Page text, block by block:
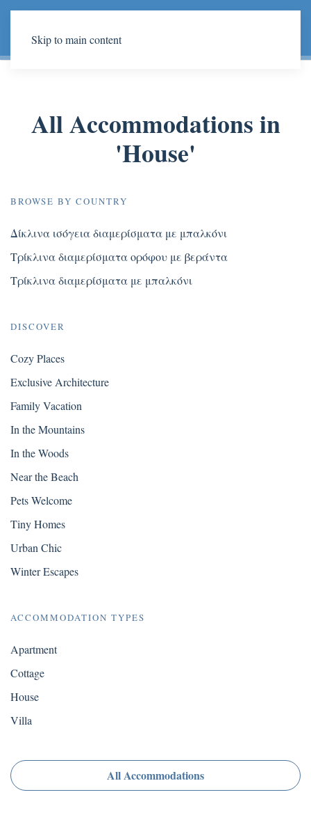
Skip to main content
All Accommodations in
'House'
BROWSE BY COUNTRY
Δίκλινα ισόγεια διαμερίσματα με μπαλκόνι
Τρίκλινα διαμερίσματα ορόφου με βεράντα
Τρίκλινα διαμερίσματα με μπαλκόνι
DISCOVER
Cozy Places
Exclusive Architecture
Family Vacation
In the Mountains
In the Woods
Near the Beach
Pets Welcome
Tiny Homes
Urban Chic
Winter Escapes
ACCOMMODATION TYPES
Apartment
Cottage
House
Villa
All Accommodations